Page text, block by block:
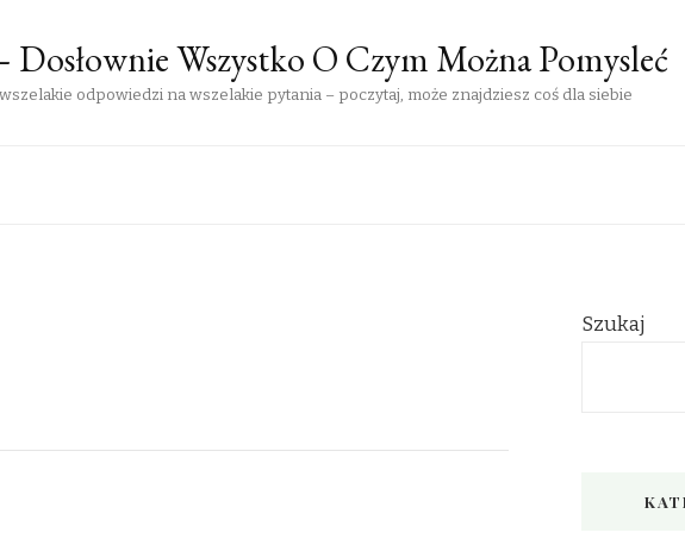
Dosłownie Wszystko O Czym Można Pomysleć
odpowiedzi na wszelakie pytania – poczytaj, może znajdziesz coś dla siebie
Szukaj